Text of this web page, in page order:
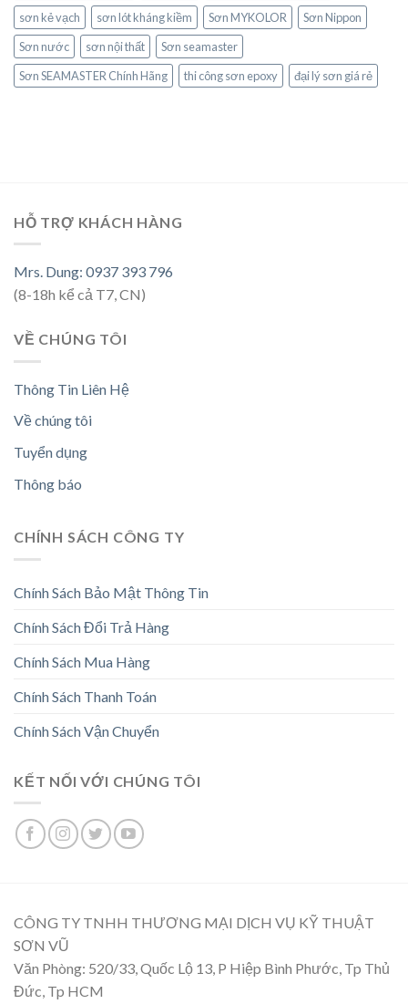
sơn kẻ vạch
sơn lót kháng kiềm Sơn MYKOLOR
Sơn Nippon
Sơn nước
sơn nội thất
Sơn seamaster
Sơn SEAMASTER Chính Hãng
thi công sơn epoxy đại lý sơn giá rẻ
HỖ TRỢ KHÁCH HÀNG
Mrs. Dung: 0937 393 796
(8-18h kể cả T7, CN)
VỀ CHÚNG TÔI
Thông Tin Liên Hệ
Về chúng tôi
Tuyển dụng
Thông báo
CHÍNH SÁCH CÔNG TY
Chính Sách Bảo Mật Thông Tin
Chính Sách Đổi Trả Hàng
Chính Sách Mua Hàng
Chính Sách Thanh Toán
Chính Sách Vận Chuyển
KẾT NỐI VỚI CHÚNG TÔI
CÔNG TY TNHH THƯƠNG MẠI DỊCH VỤ KỸ THUẬT
SƠN VŨ
Văn Phòng: 520/33, Quốc Lộ 13, P Hiệp Bình Phước, Tp Thủ
Đức, Tp HCM